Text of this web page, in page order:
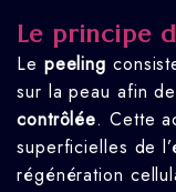
Le principe
Le peeling
sur la peau afin de
contrôlée. Cette
superficielles de
régénération